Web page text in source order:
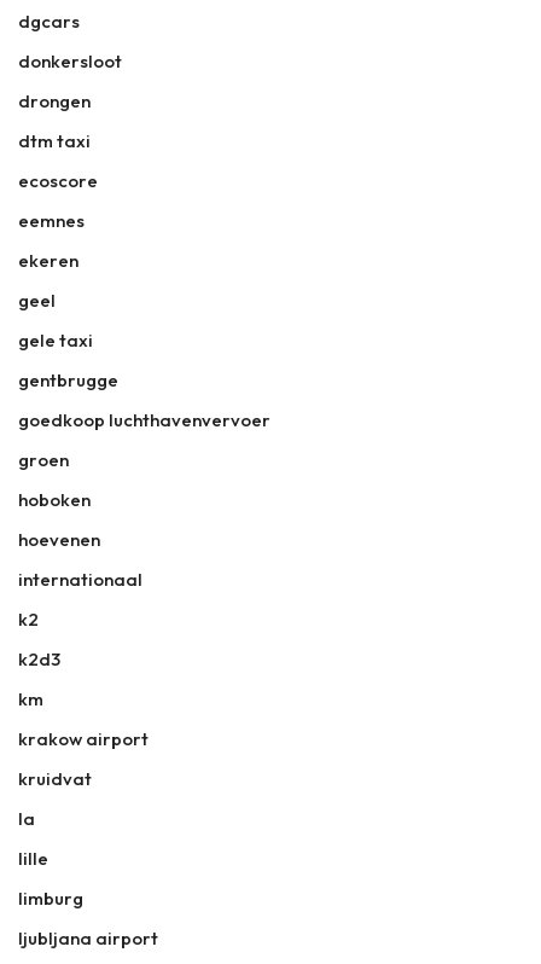
dgcars
donkersloot
drongen
dtm taxi
ecoscore
eemnes
ekeren
geel
gele taxi
gentbrugge
goedkoop luchthavenvervoer
groen
hoboken
hoevenen
internationaal
k2
k2d3
km
krakow airport
kruidvat
la
lille
limburg
ljubljana airport